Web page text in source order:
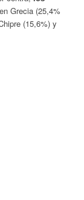
Grecia (25,4%
(15,6%) y